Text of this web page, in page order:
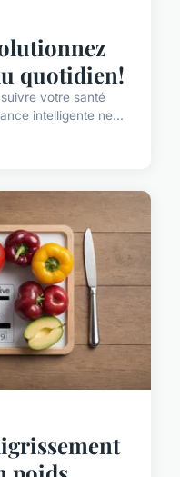
quotidien!
votre santé
intelligente ne...